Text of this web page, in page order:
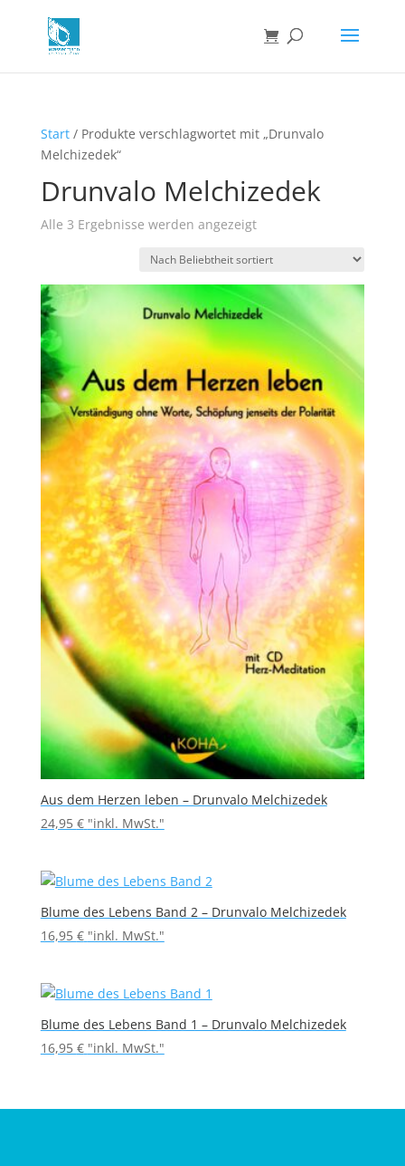
Start/ Produkte verschlagwortet mit „Drunvalo
Melchizedek“
Drunvalo Melchizedek
Alle 3 Ergebnisse werden angezeigtNach
sortiert
Aus dem Herzen leben – Drunvalo Melchizedek
24,95 € "inkl. MwSt."
Blume des Lebens Band 2 – Drunvalo Melchizedek
16,95 € "inkl. MwSt."
Blume des Lebens Band 1 – Drunvalo Melchizedek
16,95 € "inkl. MwSt."